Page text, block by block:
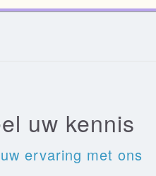
uw kennis
ervaring met ons